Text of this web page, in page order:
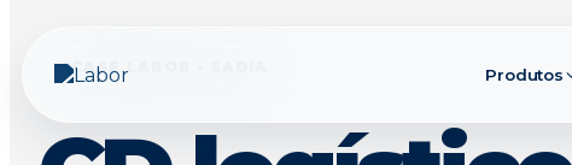
Produtos
CASE LABOR • SADIA